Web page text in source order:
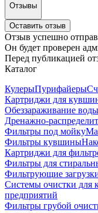
Отзывы
Оставить отзыв
Отзыв успешно
Он будет проверен
Перед публикацией
Каталог
КулерыПурифайеры
Картриджи для
Обеззараживание воды
Дренажно-
Фильтры под мойку
Фильтры кувшины
Картриджи для
Фильтры для
Фильтрующие
Системы очистки для
предприятий
Фильтры грубой